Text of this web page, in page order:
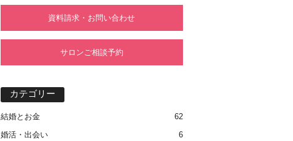
資料請求・お問い合わせ
サロンご相談予約
カテゴリー
結婚とお金
62
婚活・出会い
6